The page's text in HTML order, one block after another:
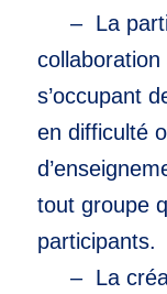
– La
collaboration
s’occupant
en difficulté
tout groupe
participants.
– La